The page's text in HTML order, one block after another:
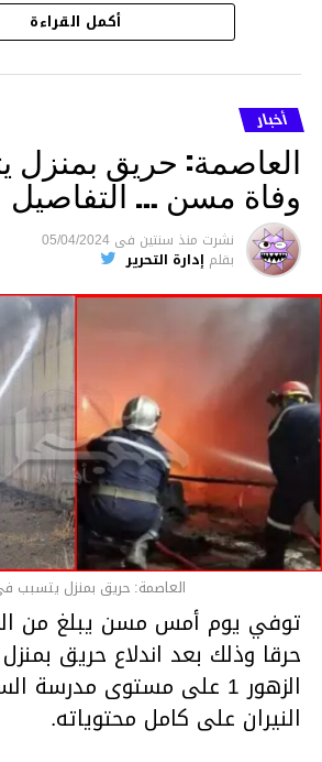
هذا وقد تمكن أعوان مركز الأمن
هلال في توقيت قياسي من
والقبض عليه وإحالته على
ما نُسبه إليه.
متابعة
قسم الاخبار
أكمل القراءة
أخبار
العاصمة: حريق
وفاة مسن … التفاصيل
نشرت منذ سنتين فى 05/04/2024
بقلم إدارة التحرير
العاصمة: حريق بمنزل يتسبب
حرقا وذلك بعد اندلاع حريق
الزهور 1 على مستوى
النيران على كامل محتوياته.